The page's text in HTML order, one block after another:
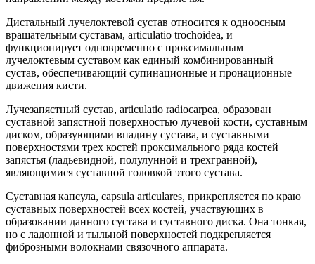
Дистальный лучелоктевой сустав относится к одноосным
вращательным суставам, articulatio trochoidea, и
функционирует одновременно с проксимальным
лучелоктевым суставом как единый комбинированный
сустав, обеспечивающий супинационные и пронационные
движения кисти.
Лучезапястный сустав, articulatio radiocarpea, образован
суставной запястной поверхностью лучевой кости, суставным
диском, образующими впадину сустава, и суставными
поверхностями трех костей проксимального ряда костей
запястья (ладьевидной, полулунной и трехгранной),
являющимися суставной головкой этого сустава.
Суставная капсула, capsula articulares, прикрепляется по краю
суставных поверхностей всех костей, участвующих в
образовании данного сустава и суставного диска. Она тонкая,
но с ладонной и тыльной поверхностей подкрепляется
фиброзными волокнами связочного аппарата.